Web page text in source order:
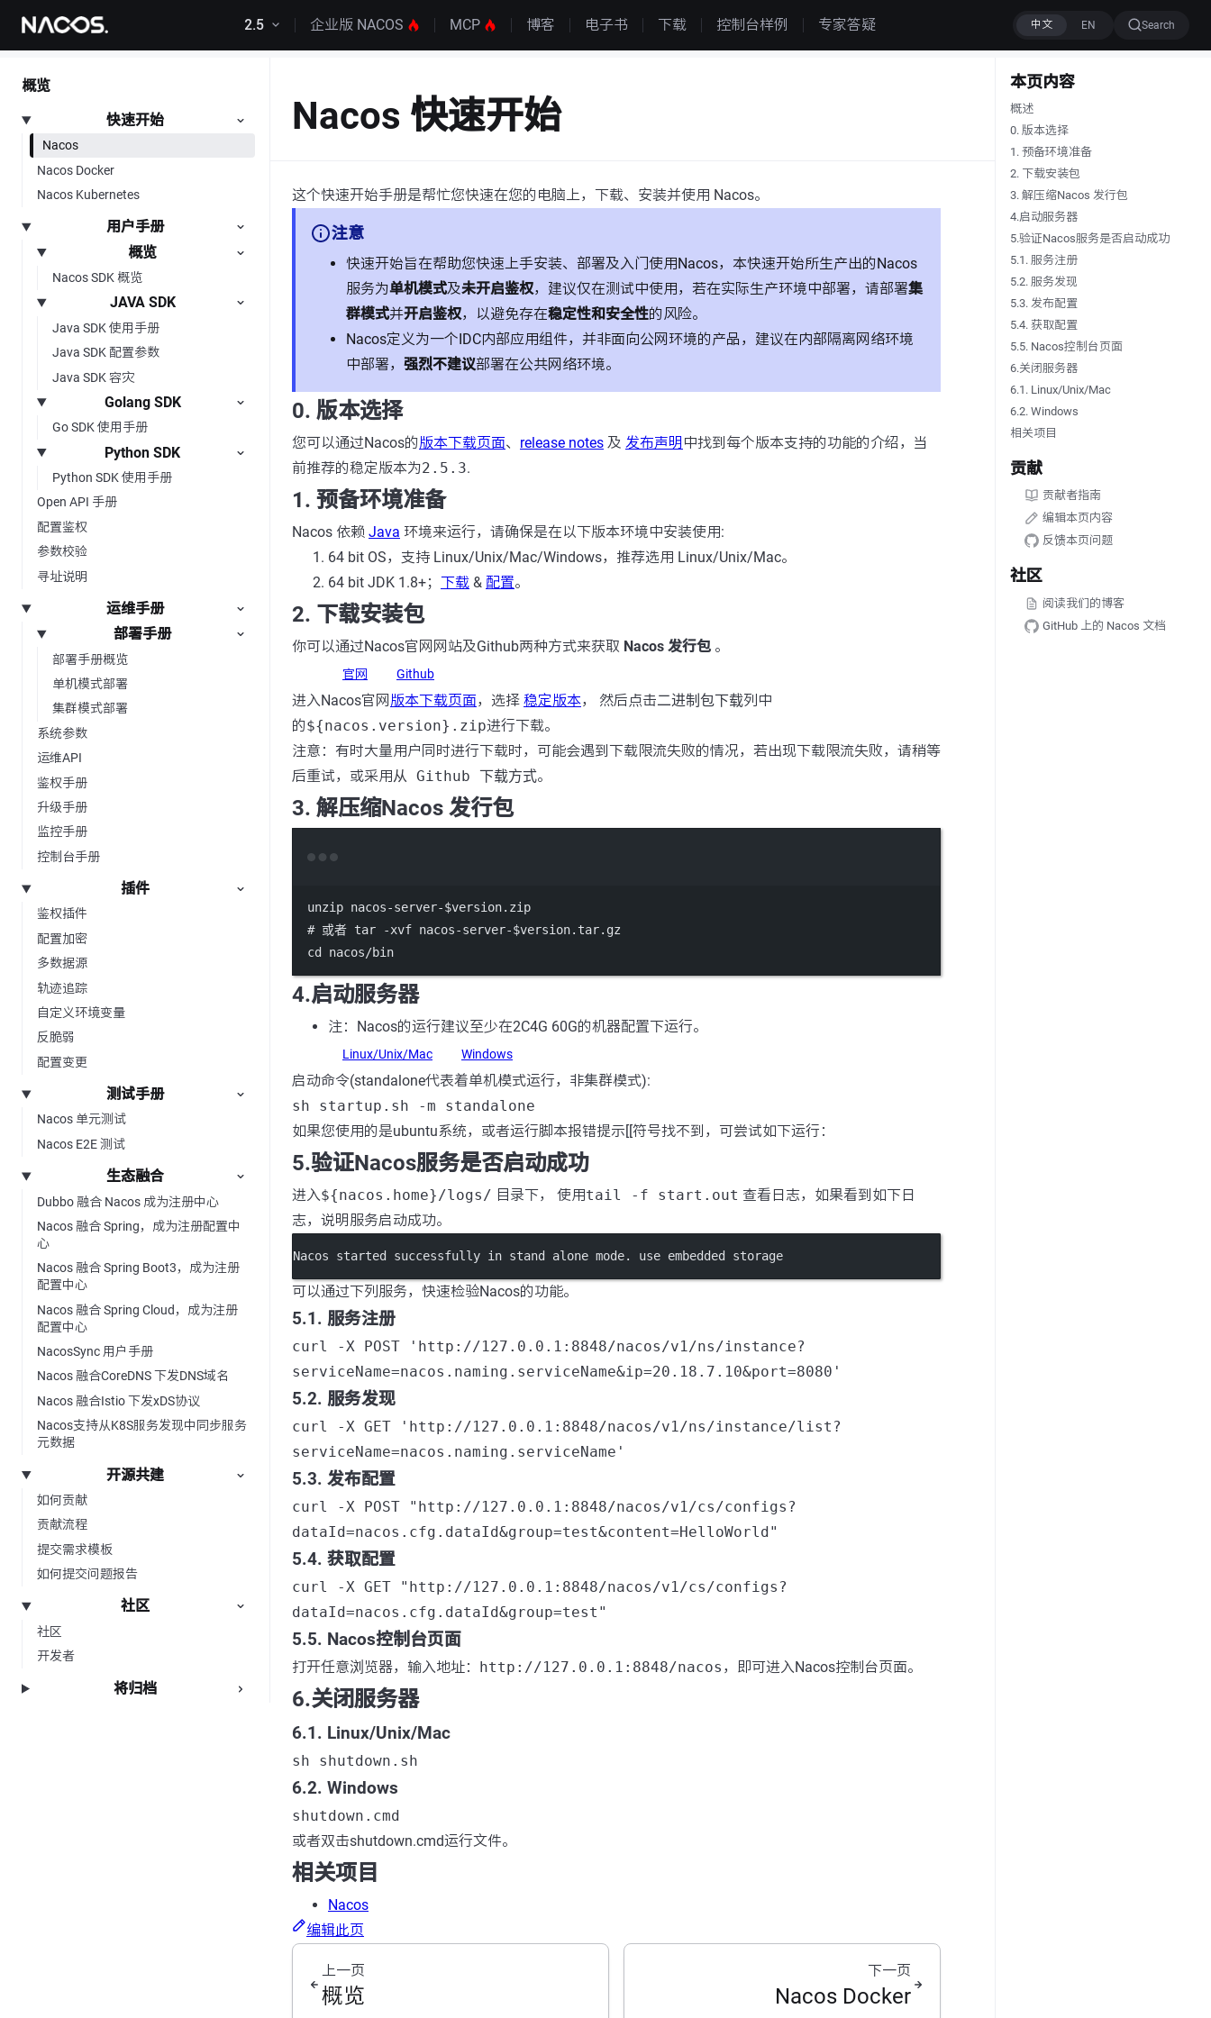
跳转到内容 2.5 企业版 NACOS MCP 博客 电子书 下载 控制台样例 专家答疑 Search
概览
快速开始
Nacos
Nacos Docker
Nacos Kubernetes
用户手册
概览
Nacos SDK 概览
JAVA SDK
Java SDK 使用手册
Java SDK 配置参数
Java SDK 容灾
Golang SDK
Go SDK 使用手册
Python SDK
Python SDK 使用手册
Open API 手册
配置鉴权
参数校验
寻址说明
运维手册
部署手册
部署手册概览
单机模式部署
集群模式部署
系统参数
运维API
鉴权手册
升级手册
监控手册
控制台手册
插件
鉴权插件
配置加密
多数据源
轨迹追踪
自定义环境变量
反脆弱
配置变更
测试手册
Nacos 单元测试
Nacos E2E 测试
生态融合
Dubbo 融合 Nacos 成为注册中心
Nacos 融合 Spring，成为注册配置中
心
Nacos 融合 Spring Boot3，成为注册
配置中心
Nacos 融合 Spring Cloud，成为注册
配置中心
NacosSync 用户手册
Nacos 融合CoreDNS 下发DNS域名
Nacos 融合Istio 下发xDS协议
Nacos支持从K8S服务发现中同步服务
元数据
开源共建
如何贡献
贡献流程
提交需求模板
如何提交问题报告
社区
社区
开发者
将归档
本页内容
概述
0. 版本选择
1. 预备环境准备
2. 下载安装包
3. 解压缩Nacos 发行包
4.启动服务器
5.验证Nacos服务是否启动成功
5.1. 服务注册
5.2. 服务发现
5.3. 发布配置
5.4. 获取配置
5.5. Nacos控制台页面
6.关闭服务器
6.1. Linux/Unix/Mac
6.2. Windows
相关项目
贡献
贡献者指南
编辑本页内容
反馈本页问题
社区
阅读我们的博客
GitHub 上的 Nacos 文档
Nacos 快速开始
这个快速开始手册是帮忙您快速在您的电脑上，下载、安装并使用 Nacos。
注意
快速开始旨在帮助您快速上手安装、部署及入门使用Nacos，本快速开始所生产出的Nacos
服务为单机模式及未开启鉴权，建议仅在测试中使用，若在实际生产环境中部署，请部署集
群模式并开启鉴权，以避免存在稳定性和安全性的风险。
Nacos定义为一个IDC内部应用组件，并非面向公网环境的产品，建议在内部隔离网络环境
中部署， 强烈不建议部署在公共网络环境。
0. 版本选择
您可以通过Nacos的版本下载页面、 release notes 及 发布声明 中找到每个版本支持的功能的介绍，当
前推荐的稳定版本为2.5.3.
1. 预备环境准备
Nacos 依赖 Java 环境来运行，请确保是在以下版本环境中安装使用:
64 bit OS，支持 Linux/Unix/Mac/Windows，推荐选用 Linux/Unix/Mac。
64 bit JDK 1.8+； 下载 & 配置。
2. 下载安装包
你可以通过Nacos官网网站及Github两种方式来获取 Nacos 发行包 。
官网 Github
进入Nacos官网 版本下载页面，选择 稳定版本， 然后点击二进制包下载列中
的${nacos.version}.zip进行下载。
注意：有时大量用户同时进行下载时，可能会遇到下载限流失败的情况，若出现下载限流失败，请稍等
后重试，或采用从 Github 下载方式。
3. 解压缩Nacos 发行包
unzip nacos-server-$version.zip
# 或者 tar -xvf nacos-server-$version.tar.gz
cd
nacos/bin
4.启动服务器
注：Nacos的运行建议至少在2C4G 60G的机器配置下运行。
Linux/Unix/Mac Windows
启动命令(standalone代表着单机模式运行，非集群模式):
sh startup.sh -m standalone
如果您使用的是ubuntu系统，或者运行脚本报错提示[[符号找不到，可尝试如下运行：
5.验证Nacos服务是否启动成功
进入${nacos.home}/logs/ 目录下， 使用tail -f start.out 查看日志，如果看到如下日
志，说明服务启动成功。
Nacos started successfully in stand alone mode. use embedded storage
可以通过下列服务，快速检验Nacos的功能。
5.1. 服务注册
curl -X POST 'http://127.0.0.1:8848/nacos/v1/ns/instance?
serviceName=nacos.naming.serviceName&ip=20.18.7.10&port=8080'
5.2. 服务发现
curl -X GET 'http://127.0.0.1:8848/nacos/v1/ns/instance/list?
serviceName=nacos.naming.serviceName'
5.3. 发布配置
curl -X POST "http://127.0.0.1:8848/nacos/v1/cs/configs?
dataId=nacos.cfg.dataId&group=test&content=HelloWorld"
5.4. 获取配置
curl -X GET "http://127.0.0.1:8848/nacos/v1/cs/configs?
dataId=nacos.cfg.dataId&group=test"
5.5. Nacos控制台页面
打开任意浏览器，输入地址： http://127.0.0.1:8848/nacos ，即可进入Nacos控制台页面。
6.关闭服务器
6.1. Linux/Unix/Mac
sh shutdown.sh
6.2. Windows
shutdown.cmd
或者双击shutdown.cmd运行文件。
相关项目
Nacos
编辑此页
上一页
概览
下一页
Nacos Docker